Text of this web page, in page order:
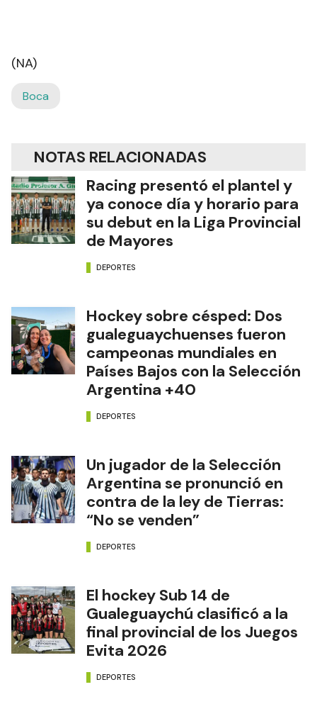
(NA)
Boca
NOTAS RELACIONADAS
Racing presentó el plantel y
ya conoce día y horario para
su debut en la Liga Provincial
de Mayores
DEPORTES
Hockey sobre césped: Dos
gualeguaychuenses fueron
campeonas mundiales en
Países Bajos con la Selección
Argentina +40
DEPORTES
Un jugador de la Selección
Argentina se pronunció en
contra de la ley de Tierras:
“No se venden”
DEPORTES
El hockey Sub 14 de
Gualeguaychú clasificó a la
final provincial de los Juegos
Evita 2026
DEPORTES